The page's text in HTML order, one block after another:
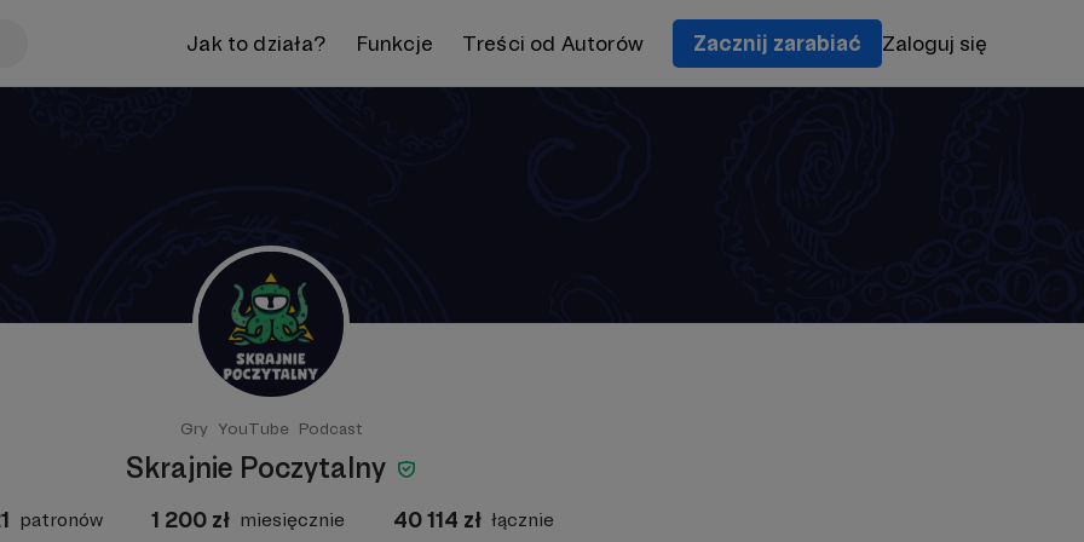
Jak to działa? Funkcje Treści od Autorów Zacznij zarabiać Zaloguj się
Gry YouTube Podcast
Skrajnie Poczytalny
patronów 1 200 zł miesięcznie 40 114 zł łącznie